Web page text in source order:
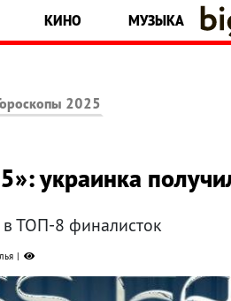
КИНО МУЗЫКА
2025
украинка
ТОП-8 финалисток